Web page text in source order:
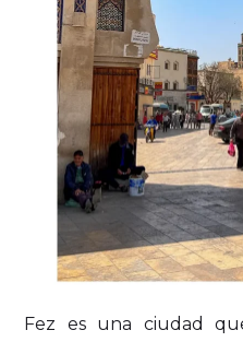
Fez es una ciudad